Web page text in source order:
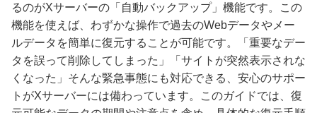
るのがXサーバーの「自動バックアップ」機能です。この
機能を使えば、わずかな操作で過去のWebデータやメー
ルデータを簡単に復元することが可能です。「重要なデー
タを誤って削除してしまった」「サイトが突然表示されな
くなった」そんな緊急事態にも対応できる、安心のサポー
トがXサーバーには備わっています。このガイドでは、復